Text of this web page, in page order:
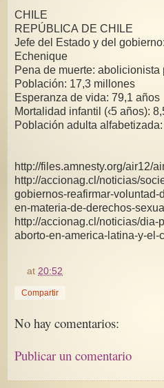
CHILE
REPÚBLICA DE CHILE
Jefe del Estado y del
Echenique
Pena de muerte:
Población: 17,3 millones
Esperanza de vida: 79,1 años
Mortalidad infantil (‹5 años):
Población adulta
http://files.amnesty.org/air12/
http://accionag.cl/noticias/
gobiernos-reafirmar-voluntad-
en-materia-de-derechos-
http://accionag.cl/noticias/
aborto-en-america-latina-y-el-
at 20:52
Compartir
No hay comentarios:
Publicar un comentario